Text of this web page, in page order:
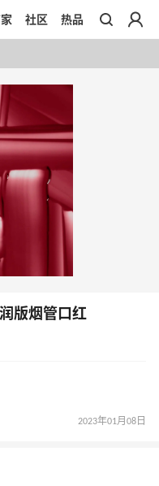
社区 热品
版烟管口红
2023年01月08日